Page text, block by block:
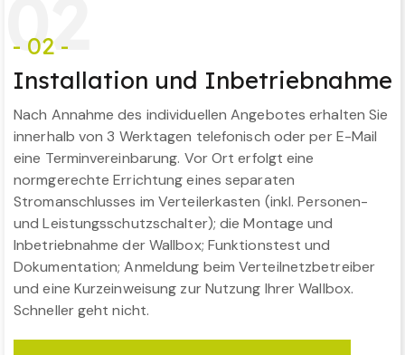
02
- 02 -
Installation und Inbetriebnahme
Nach Annahme des individuellen Angebotes erhalten Sie
innerhalb von 3 Werktagen telefonisch oder per E-Mail
eine Terminvereinbarung. Vor Ort erfolgt eine
normgerechte Errichtung eines separaten
Stromanschlusses im Verteilerkasten (inkl. Personen-
und Leistungsschutzschalter); die Montage und
Inbetriebnahme der Wallbox; Funktionstest und
Dokumentation; Anmeldung beim Verteilnetzbetreiber
und eine Kurzeinweisung zur Nutzung Ihrer Wallbox.
Schneller geht nicht.